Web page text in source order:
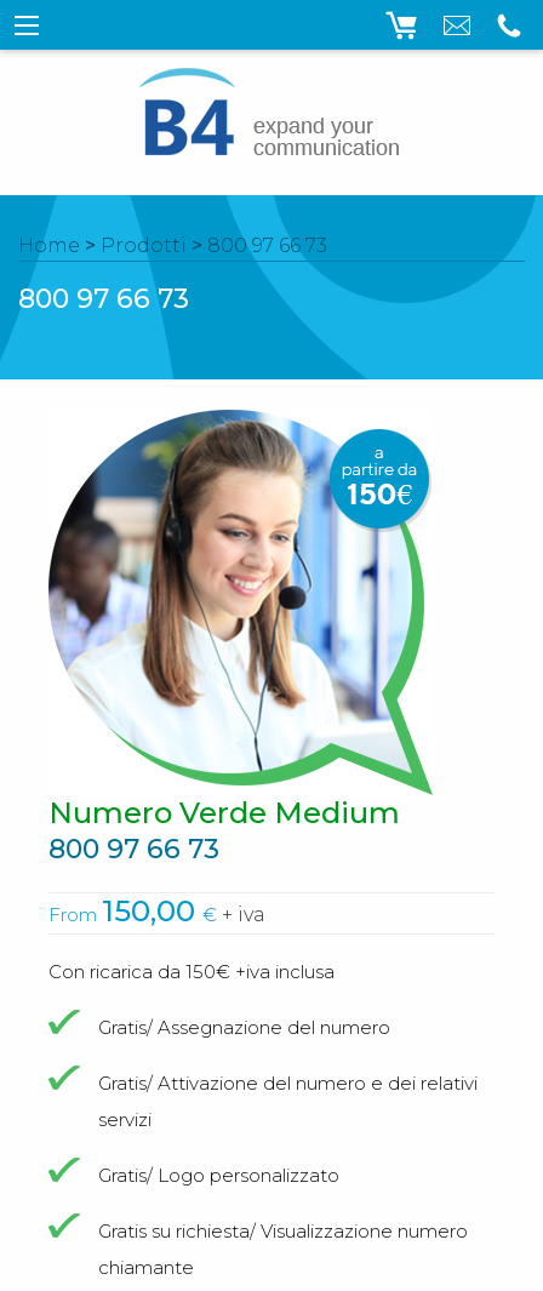
Home > Prodotti > 800 97 66 73
800 97 66 73
Numero Verde Medium
800 97 66 73
From 150,00 € + iva
Con ricarica da 150€ +iva inclusa
Gratis/ Assegnazione del numero
Gratis/ Attivazione del numero e dei relativi
servizi
Gratis/ Logo personalizzato
Gratis su richiesta/ Visualizzazione numero
chiamante